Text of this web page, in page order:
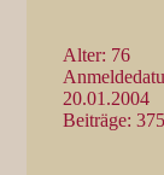
Alter: 76
20.01.2004
Beiträge: